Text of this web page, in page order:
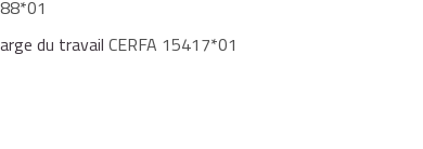
du travail CERFA 15417*01